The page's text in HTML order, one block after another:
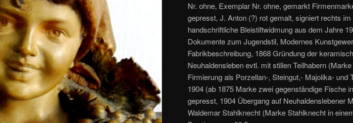
Nr. ohne, Exemplar Nr. ohne, gemarkt
gepresst, J. Anton (?) rot gemalt, signiert rechts
handschriftliche Bleistiftwidmung aus dem Jahre
Dokumente zum Jugendstil, Modernes
Fabrikbeschreibung, 1868 Gründung der
Neuhaldensleben evtl. mit stillen Teilhabern
Firmierung als Porzellan-, Steingut,- Majolika- und
1904 (ab 1875 Marke zwei gegenständige Fische
gepresst, 1904 Übergang auf Neuhaldenslebener
Waldemar Stahlknecht (Marke Stahlknecht in